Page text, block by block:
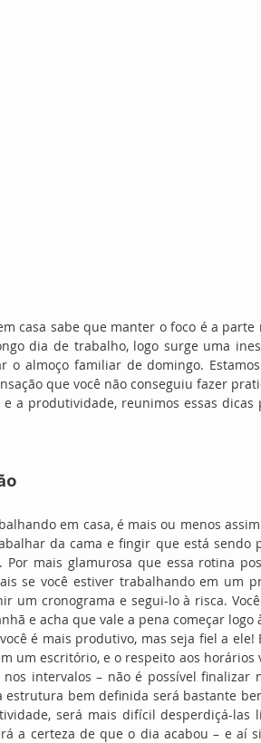
casa sabe que manter o foco é a
dia de trabalho, logo surge uma
o almoço familiar de domingo.
que você não conseguiu fazer
a produtividade, reunimos essas
em casa, é mais ou menos
da cama e fingir que está sendo
mais glamurosa que essa rotina
se você estiver trabalhando em um
um cronograma e segui-lo à risca.
e acha que vale a pena começar logo
é mais produtivo, mas seja fiel a
um escritório, e o respeito aos horários
intervalos – não é possível finalizar
bem definida será bastante
será mais difícil desperdiçá-las
a certeza de que o dia acabou – e aí